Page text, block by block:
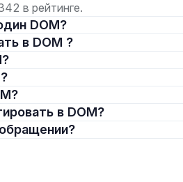
в рейтинге.
DOM?
в DOM ?
в DOM?
обращении?